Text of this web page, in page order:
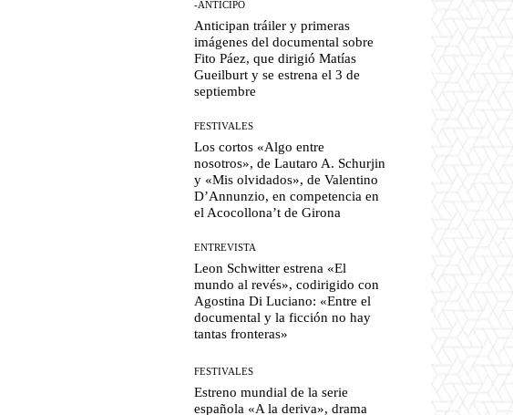
-ANTICIPO
Anticipan tráiler y primeras
imágenes del documental sobre
Fito Páez, que dirigió Matías
Gueilburt y se estrena el 3 de
septiembre
FESTIVALES
Los cortos «Algo entre
nosotros», de Lautaro A. Schurjin
y «Mis olvidados», de Valentino
D’Annunzio, en competencia en
el Acocollona’t de Girona
ENTREVISTA
Leon Schwitter estrena «El
mundo al revés», codirigido con
Agostina Di Luciano: «Entre el
documental y la ficción no hay
tantas fronteras»
FESTIVALES
Estreno mundial de la serie
española «A la deriva», drama